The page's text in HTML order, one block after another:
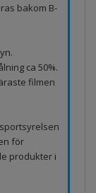
bakom B-
ca 50%.
filmen
för
produkter i